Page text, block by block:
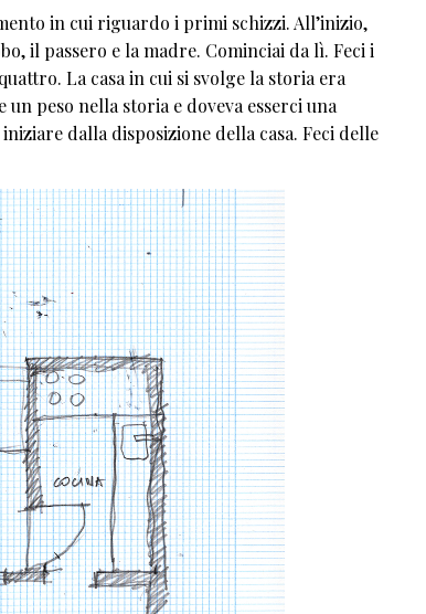
in cui riguardo i primi schizzi. All’inizio,
il passero e la madre. Cominciai da lì. Feci i
La casa in cui si svolge la storia era
un peso nella storia e doveva esserci una
dalla disposizione della casa. Feci delle